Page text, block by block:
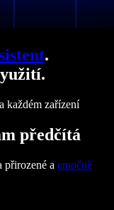
.
každém zařízení
předčítá
přirozené a emočně